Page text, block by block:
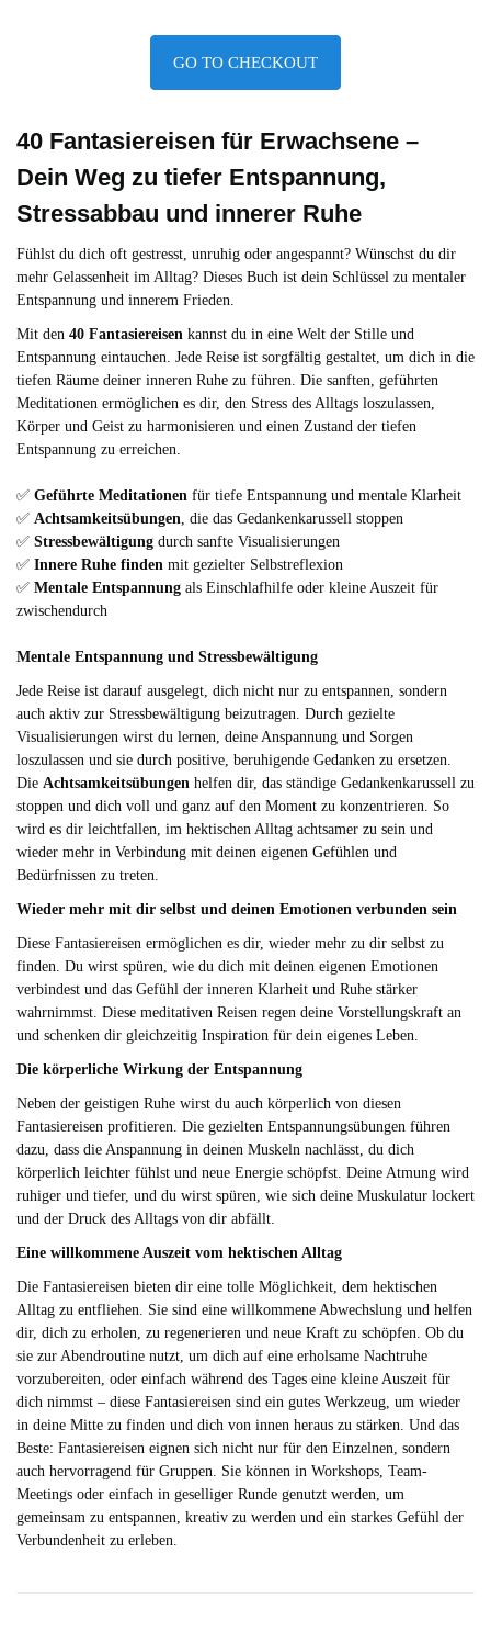
GO TO CHECKOUT
40 Fantasiereisen für Erwachsene –
Dein Weg zu tiefer Entspannung,
Stressabbau und innerer Ruhe
Fühlst du dich oft gestresst, unruhig oder angespannt? Wünschst du dir
mehr Gelassenheit im Alltag? Dieses Buch ist dein Schlüssel zu mentaler
Entspannung und innerem Frieden.
Mit den 40 Fantasiereisen kannst du in eine Welt der Stille und
Entspannung eintauchen. Jede Reise ist sorgfältig gestaltet, um dich in die
tiefen Räume deiner inneren Ruhe zu führen. Die sanften, geführten
Meditationen ermöglichen es dir, den Stress des Alltags loszulassen,
Körper und Geist zu harmonisieren und einen Zustand der tiefen
Entspannung zu erreichen.
✅ Geführte Meditationen für tiefe Entspannung und mentale Klarheit
✅ Achtsamkeitsübungen, die das Gedankenkarussell stoppen
✅ Stressbewältigung durch sanfte Visualisierungen
✅ Innere Ruhe finden mit gezielter Selbstreflexion
✅ Mentale Entspannung als Einschlafhilfe oder kleine Auszeit für
zwischendurch
Mentale Entspannung und Stressbewältigung
Jede Reise ist darauf ausgelegt, dich nicht nur zu entspannen, sondern
auch aktiv zur Stressbewältigung beizutragen. Durch gezielte
Visualisierungen wirst du lernen, deine Anspannung und Sorgen
loszulassen und sie durch positive, beruhigende Gedanken zu ersetzen.
Die Achtsamkeitsübungen helfen dir, das ständige Gedankenkarussell zu
stoppen und dich voll und ganz auf den Moment zu konzentrieren. So
wird es dir leichtfallen, im hektischen Alltag achtsamer zu sein und
wieder mehr in Verbindung mit deinen eigenen Gefühlen und
Bedürfnissen zu treten.
Wieder mehr mit dir selbst und deinen Emotionen verbunden sein
Diese Fantasiereisen ermöglichen es dir, wieder mehr zu dir selbst zu
finden. Du wirst spüren, wie du dich mit deinen eigenen Emotionen
verbindest und das Gefühl der inneren Klarheit und Ruhe stärker
wahrnimmst. Diese meditativen Reisen regen deine Vorstellungskraft an
und schenken dir gleichzeitig Inspiration für dein eigenes Leben.
Die körperliche Wirkung der Entspannung
Neben der geistigen Ruhe wirst du auch körperlich von diesen
Fantasiereisen profitieren. Die gezielten Entspannungsübungen führen
dazu, dass die Anspannung in deinen Muskeln nachlässt, du dich
körperlich leichter fühlst und neue Energie schöpfst. Deine Atmung wird
ruhiger und tiefer, und du wirst spüren, wie sich deine Muskulatur lockert
und der Druck des Alltags von dir abfällt.
Eine willkommene Auszeit vom hektischen Alltag
Die Fantasiereisen bieten dir eine tolle Möglichkeit, dem hektischen
Alltag zu entfliehen. Sie sind eine willkommene Abwechslung und helfen
dir, dich zu erholen, zu regenerieren und neue Kraft zu schöpfen. Ob du
sie zur Abendroutine nutzt, um dich auf eine erholsame Nachtruhe
vorzubereiten, oder einfach während des Tages eine kleine Auszeit für
dich nimmst – diese Fantasiereisen sind ein gutes Werkzeug, um wieder
in deine Mitte zu finden und dich von innen heraus zu stärken. Und das
Beste: Fantasiereisen eignen sich nicht nur für den Einzelnen, sondern
auch hervorragend für Gruppen. Sie können in Workshops, Team-
Meetings oder einfach in geselliger Runde genutzt werden, um
gemeinsam zu entspannen, kreativ zu werden und ein starkes Gefühl der
Verbundenheit zu erleben.